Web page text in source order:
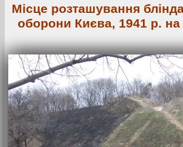
Місце розташування
оборони Києва, 1941 р. на